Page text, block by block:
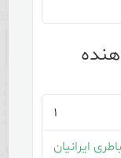
۱
ایرانیان